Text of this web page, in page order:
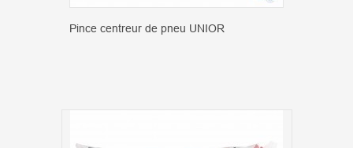
Pince centreur de pneu UNIOR